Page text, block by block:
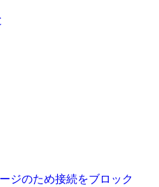
ジのため接続をブロック